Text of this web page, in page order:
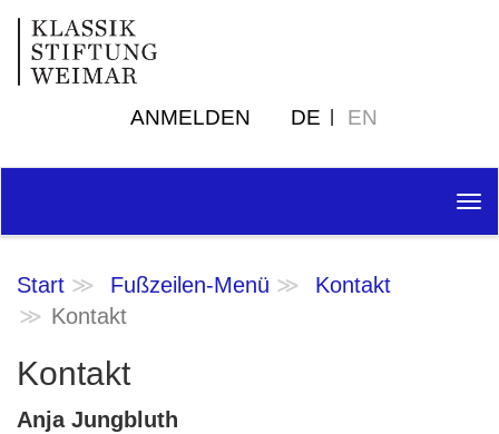
ANMELDEN DE EN
Start Fußzeilen-Menü
Kontakt
Kontakt
Kontakt
Anja Jungbluth